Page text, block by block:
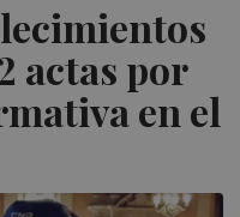
actas por
en el